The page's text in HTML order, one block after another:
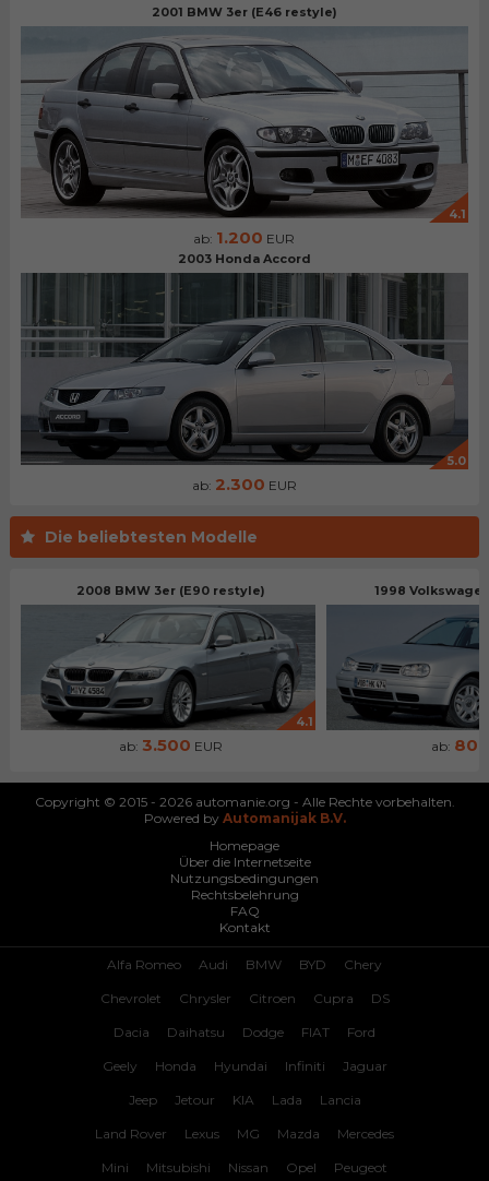
2001 BMW 3er (E46 restyle)
4.1
ab: 1.200 EUR
2003 Honda Accord
5.0
ab: 2.300 EUR
Die beliebtesten Modelle
2008 BMW 3er (E90 restyle)
4.1
ab: 3.500 EUR
1998
ab: 800
Copyright © 2015 - 2026 automanie.org - Alle Rechte vorbehalten.
Powered by Automanijak B.V.
Homepage
Über die Internetseite
Nutzungsbedingungen
Rechtsbelehrung
FAQ
Kontakt
Alfa Romeo Audi BMW BYD Chery
Chevrolet Chrysler Citroen Cupra DS
Dacia Daihatsu Dodge FIAT Ford
Geely Honda Hyundai Infiniti Jaguar
Jeep Jetour KIA Lada Lancia
Land Rover Lexus MG Mazda Mercedes
Mini Mitsubishi Nissan Opel Peugeot